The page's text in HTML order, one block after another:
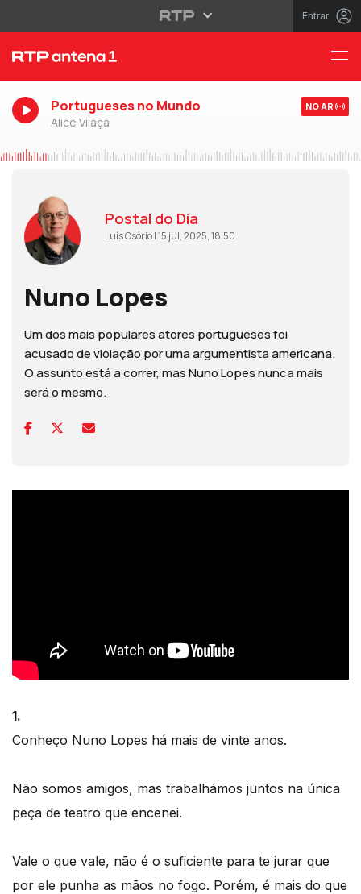
Entrar
Portugueses no Mundo
Alice Vilaça
NO AR
Postal do Dia
Luís Osório | 15 jul, 2025, 18:50
Nuno Lopes
Um dos mais populares atores portugueses foi
acusado de violação por uma argumentista americana.
O assunto está a correr, mas Nuno Lopes nunca mais
será o mesmo.
1.
Conheço Nuno Lopes há mais de vinte anos.
Não somos amigos, mas trabalhámos juntos na única
peça de teatro que encenei.
Vale o que vale, não é o suficiente para te jurar que
por ele punha as mãos no fogo. Porém, é mais do que